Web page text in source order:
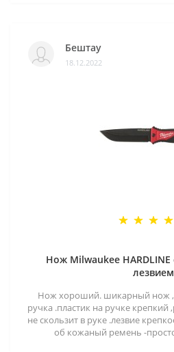
Бештау
18.12.2022
Нож Milwaukee
лезвием
Нож хороший. шикарный нож
ручка .пластик на ручке крепкий
не скользит в руке .лезвие
об кожаный ремень -